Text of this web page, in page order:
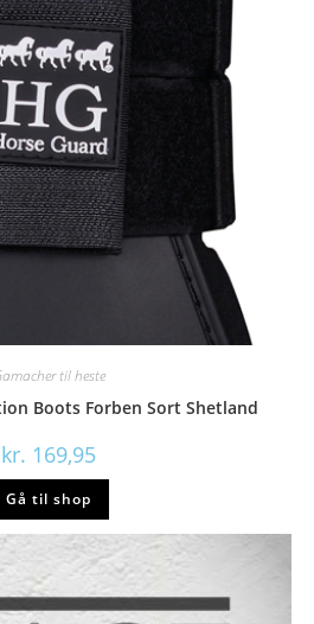
til heste
Boots Forben Sort Shetland
kr. 169,95
Gå til shop